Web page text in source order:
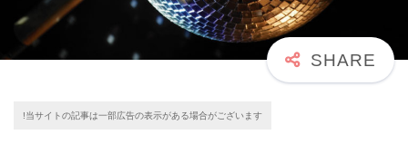
!当サイトの記事は一部広告の表示がある場合がございます